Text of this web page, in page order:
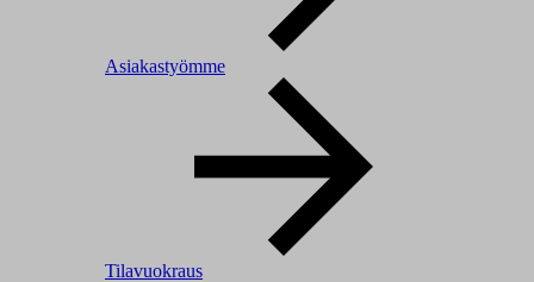
Asiakastyömme
Tilavuokraus